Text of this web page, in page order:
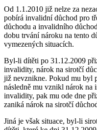
Od 1.1.2010 již nelze za
pobírá invalidní důchod pro
důchodu a invalidního
dobu trvání nároku na tento
vymezených situacích.
Byl-li dítěti po 31.12.2009
invalidity, nárok na sirotčí
již nevznikne. Pokud mu byl
následně mu vznikl nárok na
invalidity, pak mu ode dne
zaniká nárok na sirotčí
Jiná je však situace, byl-li